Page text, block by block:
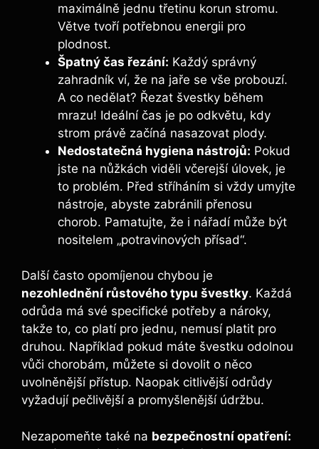
maximálně jednu třetinu korun stromu.
Větve tvoří potřebnou energii pro
plodnost.
Špatný čas řezání: Každý správný
zahradník ví, že na jaře se vše probouzí.
A co nedělat? Řezat švestky během
mrazu! Ideální čas je po odkvětu, kdy
strom právě začíná nasazovat plody.
Nedostatečná hygiena nástrojů: Pokud
jste na nůžkách viděli včerejší úlovek, je
to problém. Před stříháním si vždy umyjte
nástroje, abyste zabránili přenosu
chorob. Pamatujte, že i nářadí může být
nositelem „potravinových přísad“.
Další často opomíjenou chybou je
nezohlednění růstového typu švestky. Každá
odrůda má své specifické potřeby a nároky,
takže to, co platí pro jednu, nemusí platit pro
druhou. Například pokud máte švestku odolnou
vůči chorobám, můžete si dovolit o něco
uvolněnější přístup. Naopak citlivější odrůdy
vyžadují pečlivější a promyšlenější údržbu.
Nezapomeňte také na bezpečnostní opatření: